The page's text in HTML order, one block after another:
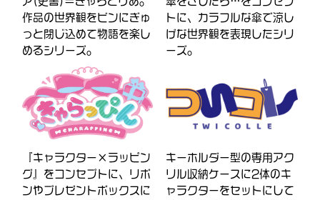
作品の世界観をビンにぎゅ
っと閉じ込めて物語を楽し
めるシリーズ。
トに、カラフルな傘で涼し
げな世界観を表現したシリ
ーズ。
『キャラクター×ラッピン
グ』をコンセプトに、リボ
ンやプレゼントボックスに
キーホルダー型の専用アク
リル収納ケースに2体のキ
ャラクターをセットにして